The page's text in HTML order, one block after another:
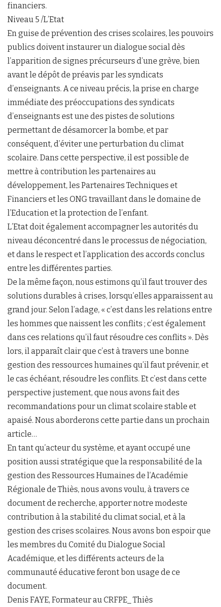
financiers.
Niveau 5 /L’Etat
En guise de prévention des crises scolaires, les pouvoirs
publics doivent instaurer un dialogue social dès
l’apparition de signes précurseurs d’une grève, bien
avant le dépôt de préavis par les syndicats
d’enseignants. A ce niveau précis, la prise en charge
immédiate des préoccupations des syndicats
d’enseignants est une des pistes de solutions
permettant de désamorcer la bombe, et par
conséquent, d’éviter une perturbation du climat
scolaire. Dans cette perspective, il est possible de
mettre à contribution les partenaires au
développement, les Partenaires Techniques et
Financiers et les ONG travaillant dans le domaine de
l’Education et la protection de l’enfant.
L’Etat doit également accompagner les autorités du
niveau déconcentré dans le processus de négociation,
et dans le respect et l’application des accords conclus
entre les différentes parties.
De la même façon, nous estimons qu’il faut trouver des
solutions durables à crises, lorsqu’elles apparaissent au
grand jour. Selon l’adage, « c’est dans les relations entre
les hommes que naissent les conflits ; c’est également
dans ces relations qu’il faut résoudre ces conflits ». Dès
lors, il apparaît clair que c’est à travers une bonne
gestion des ressources humaines qu’il faut prévenir, et
le cas échéant, résoudre les conflits. Et c’est dans cette
perspective justement, que nous avons fait des
recommandations pour un climat scolaire stable et
apaisé. Nous aborderons cette partie dans un prochain
article…
En tant qu’acteur du système, et ayant occupé une
position aussi stratégique que la responsabilité de la
gestion des Ressources Humaines de l’Académie
Régionale de Thiès, nous avons voulu, à travers ce
document de recherche, apporter notre modeste
contribution à la stabilité du climat social, et à la
gestion des crises scolaires. Nous avons bon espoir que
les membres du Comité du Dialogue Social
Académique, et les différents acteurs de la
communauté éducative feront bon usage de ce
document.
Denis FAYE, Formateur au CRFPE_ Thiès